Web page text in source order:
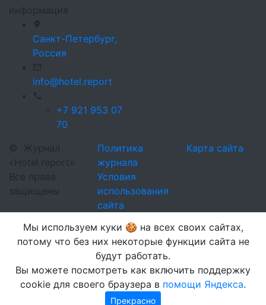
информация
Санкт-Петербург,
Россия
info@hotel.report
+7 921 953 07
70
©
Журнал
«Hotel.report»
Все права
защищены
Политика
журнала
Условия
использования
сайта
Карта сайта
Мы используем куки 🍪 на всех своих сайтах,
потому что без них некоторые функции сайта не
будут работать.
Вы можете посмотреть как включить поддержку
cookie для своего браузера в помощи Яндекса.
Прекрасно